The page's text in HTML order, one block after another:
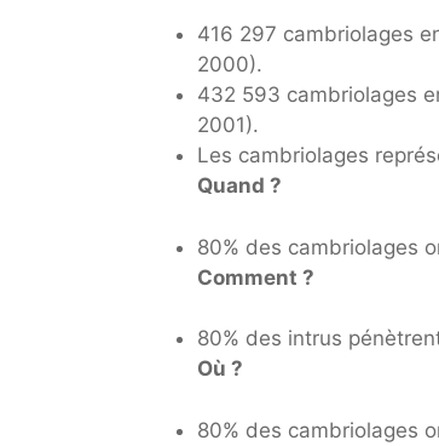
416 297 cambriolages
2000).
432 593 cambriolages
2001).
Les cambriolages
Quand ?
80% des cambriolages
Comment ?
80% des intrus
Où ?
80% des cambriolages